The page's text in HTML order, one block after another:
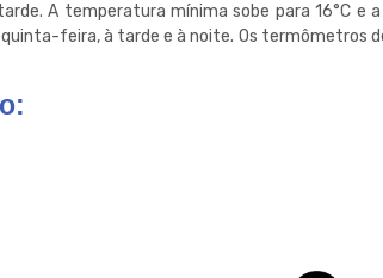
A temperatura mínima sobe para 16°C e
feira, à tarde e à noite. Os termômetros